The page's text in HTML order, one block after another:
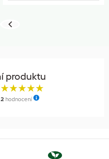
produktu
2 hodnocení